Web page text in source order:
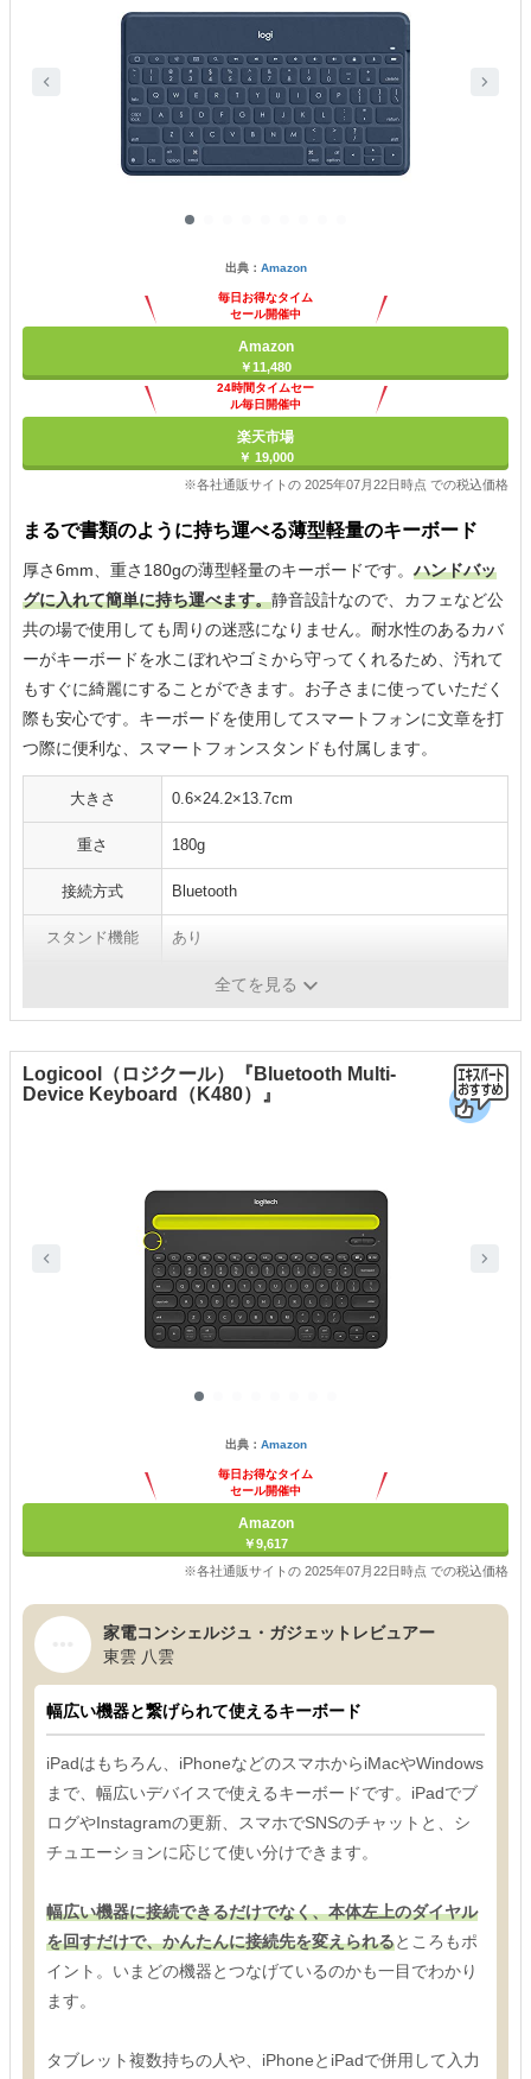
出典： Amazon
毎日お得なタイム
セール開催中
Amazon
￥11,480
24時間タイムセー
ル毎日開催中
楽天市場
￥ 19,000
※各社通販サイトの 2025年07月22日時点 での税込価格
まるで書類のように持ち運べる薄型軽量のキーボード
厚さ6mm、重さ180gの薄型軽量のキーボードです。ハンドバッ
グに入れて簡単に持ち運べます。静音設計なので、カフェなど公
共の場で使用しても周りの迷惑になりません。耐水性のあるカバ
ーがキーボードを水こぼれやゴミから守ってくれるため、汚れて
もすぐに綺麗にすることができます。お子さまに使っていただく
際も安心です。キーボードを使用してスマートフォンに文章を打
つ際に便利な、スマートフォンスタンドも付属します。
大きさ 0.6×24.2×13.7cm
重さ 180g
接続方式 Bluetooth
スタンド機能 あり
全てを見る
Logicool（ロジクール）『Bluetooth Multi-
Device Keyboard（K480）』
出典： Amazon
毎日お得なタイム
セール開催中
Amazon
￥9,617
※各社通販サイトの 2025年07月22日時点 での税込価格
家電コンシェルジュ・ガジェットレビュアー
東雲 八雲
幅広い機器と繋げられて使えるキーボード
iPadはもちろん、iPhoneなどのスマホからiMacやWindows
まで、幅広いデバイスで使えるキーボードです。iPadでブ
ログやInstagramの更新、スマホでSNSのチャットと、シ
チュエーションに応じて使い分けできます。
幅広い機器に接続できるだけでなく、本体左上のダイヤル
を回すだけで、かんたんに接続先を変えられるところもポ
イント。いまどの機器とつなげているのかも一目でわかり
ます。
タブレット複数持ちの人や、iPhoneとiPadで併用して入力